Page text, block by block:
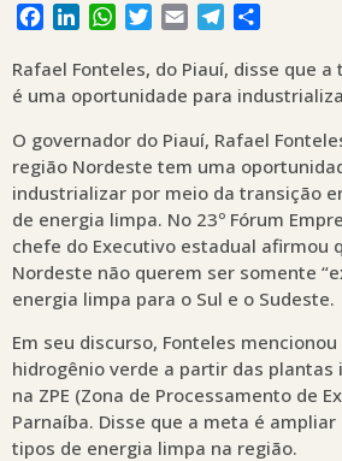
Facebook
LinkedInWhatsApp
Twitter
Email Telegram
Rafael Fonteles, do Piauí, disse que
é uma oportunidade para
O governador do Piauí, Rafael
região Nordeste tem uma
industrializar por meio da transição
de energia limpa. No 23º Fórum
chefe do Executivo estadual afirmou
Nordeste não querem ser somente
energia limpa para o Sul e o Sudeste.
Em seu discurso, Fonteles
hidrogênio verde a partir das
na ZPE (Zona de Processamento de
Parnaíba. Disse que a meta é
tipos de energia limpa na região.